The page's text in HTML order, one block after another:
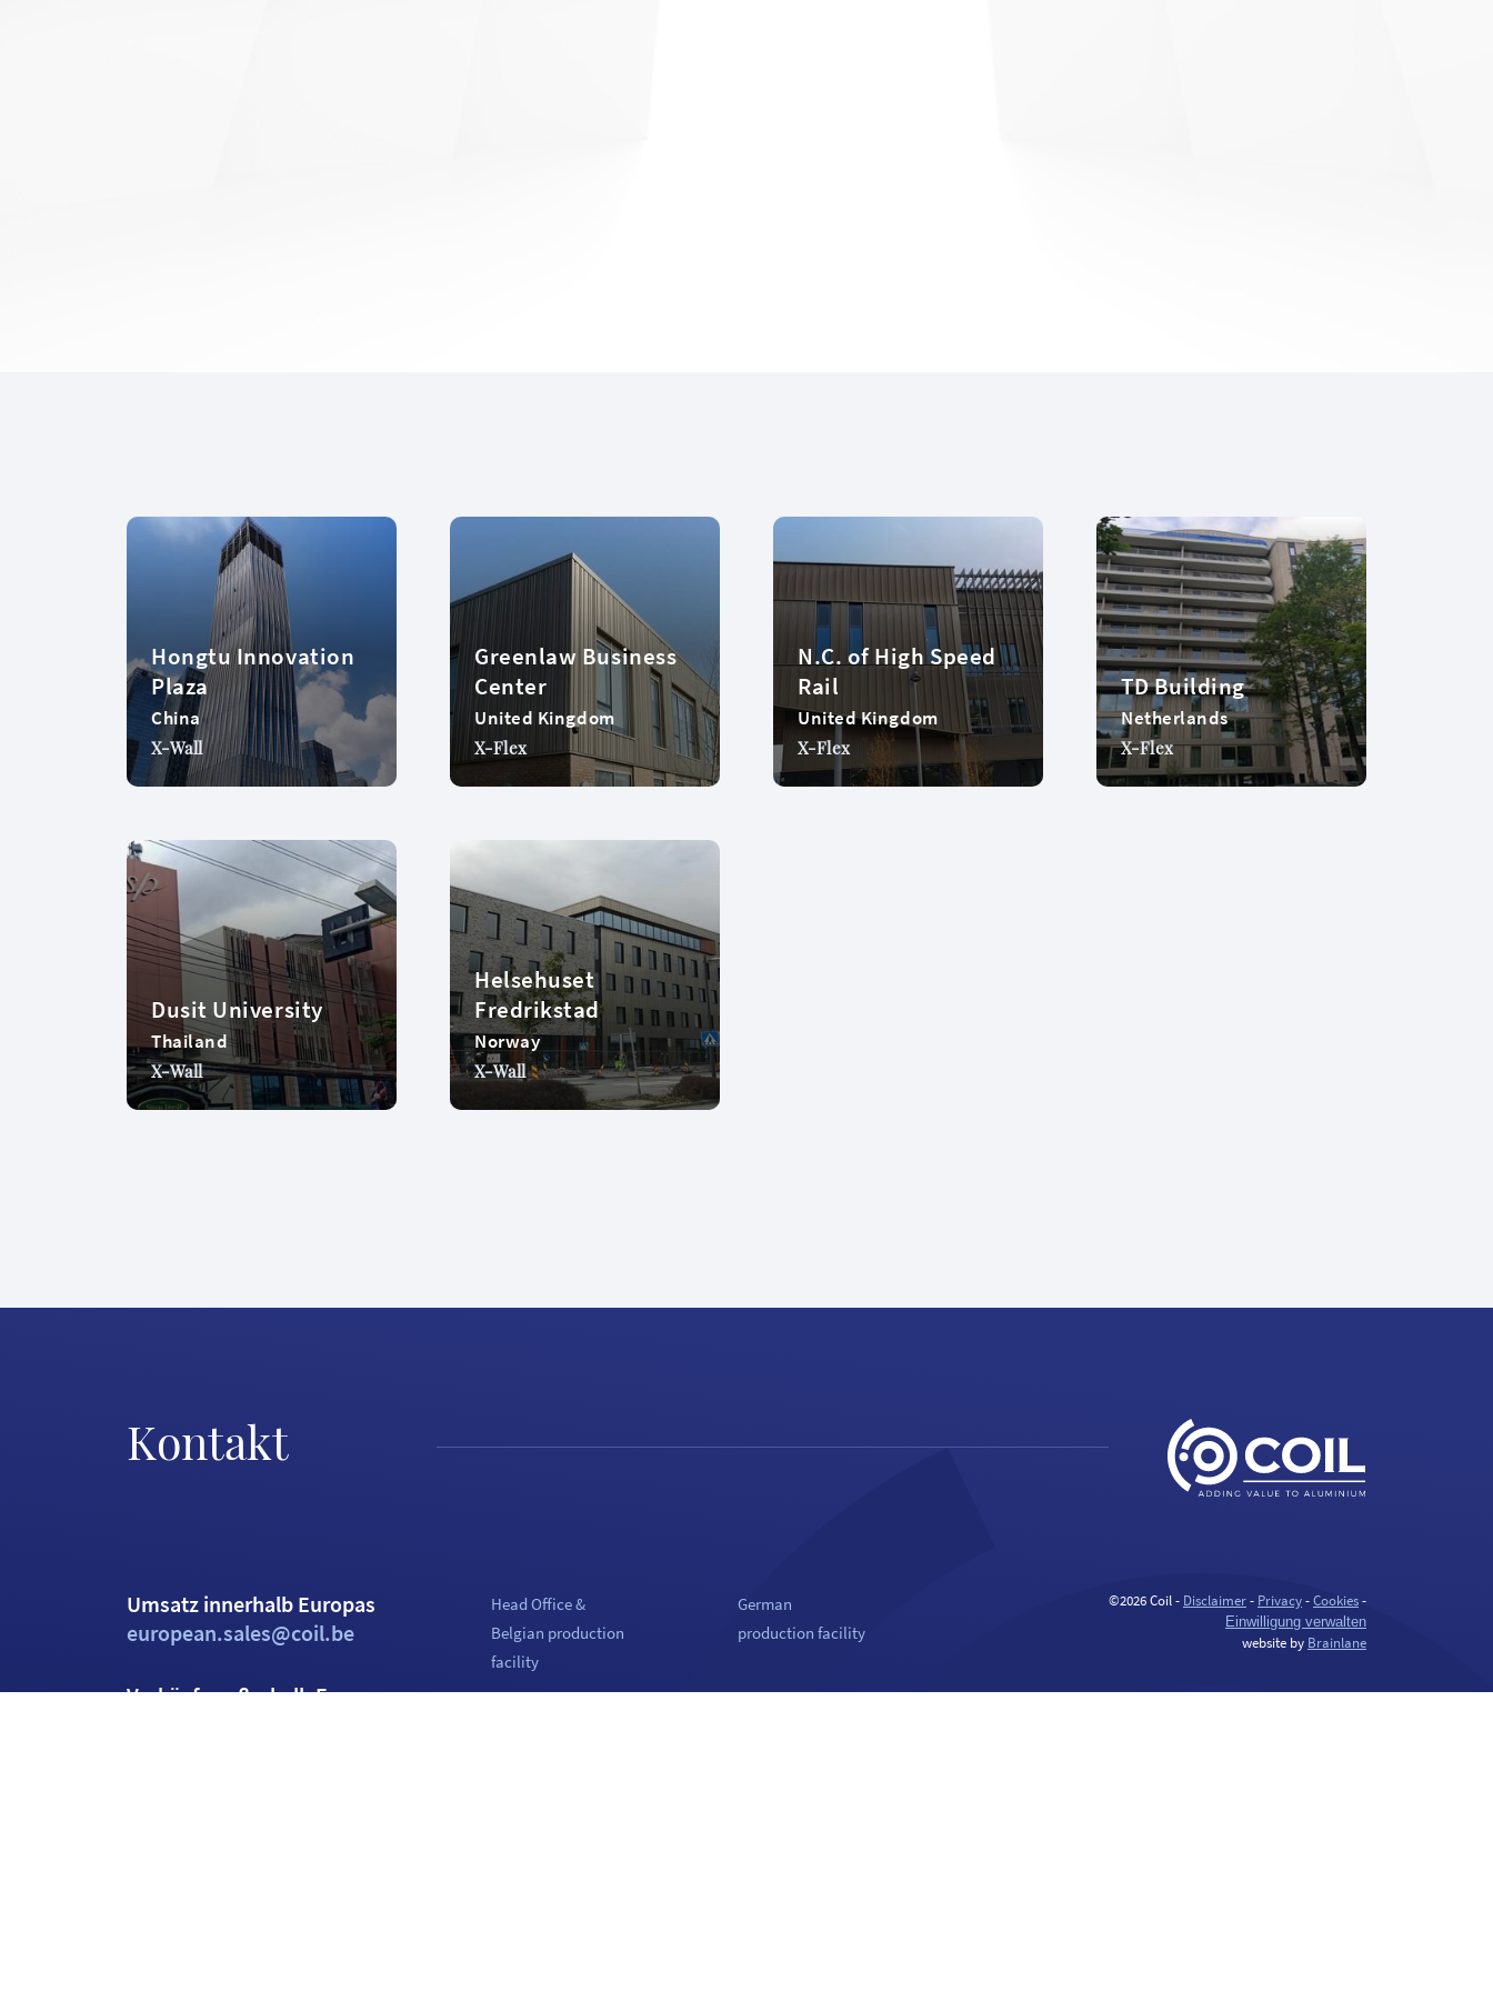
Hongtu Innovation
Plaza
China
X-Wall
Greenlaw Business
Center
United Kingdom
X-Flex
N.C. of High Speed
Rail
United Kingdom
X-Flex
TD Building
Netherlands
X-Flex
Dusit University
Thailand
X-Wall
Helsehuset
Fredrikstad
Norway
X-Wall
Kontakt
Umsatz innerhalb Europas
european.sales@coil.be
Verkäufe außerhalb Europas
Head Office &
Belgian production
facility
German
production facility
©2026 Coil - Disclaimer- Privacy-Cookies-
Einwilligung verwalten
website by Brainlane